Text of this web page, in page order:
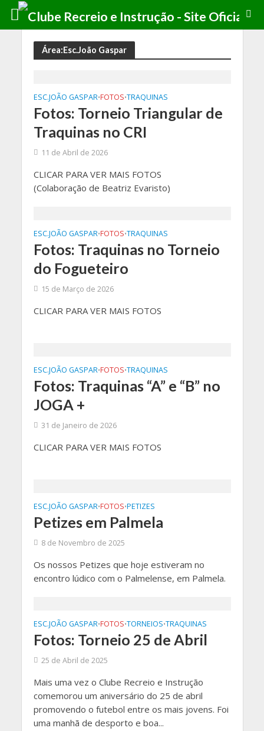
Área:Esc.João Gaspar
ESC.JOÃO GASPAR•FOTOS•TRAQUINAS
Fotos: Torneio Triangular de
Traquinas no CRI
11 de Abril de 2026
CLICAR PARA VER MAIS FOTOS
(Colaboração de Beatriz Evaristo)
ESC.JOÃO GASPAR•FOTOS•TRAQUINAS
Fotos: Traquinas no Torneio
do Fogueteiro
15 de Março de 2026
CLICAR PARA VER MAIS FOTOS
ESC.JOÃO GASPAR•FOTOS•TRAQUINAS
Fotos: Traquinas “A” e “B” no
JOGA +
31 de Janeiro de 2026
CLICAR PARA VER MAIS FOTOS
ESC.JOÃO GASPAR•FOTOS•PETIZES
Petizes em Palmela
8 de Novembro de 2025
Os nossos Petizes que hoje estiveram no
encontro lúdico com o Palmelense, em Palmela.
ESC.JOÃO GASPAR•FOTOS•TORNEIOS•TRAQUINAS
Fotos: Torneio 25 de Abril
25 de Abril de 2025
Mais uma vez o Clube Recreio e Instrução
comemorou um aniversário do 25 de abril
promovendo o futebol entre os mais jovens. Foi
uma manhã de desporto e boa...